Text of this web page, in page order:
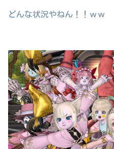
どんな状況やねん！！ｗｗ